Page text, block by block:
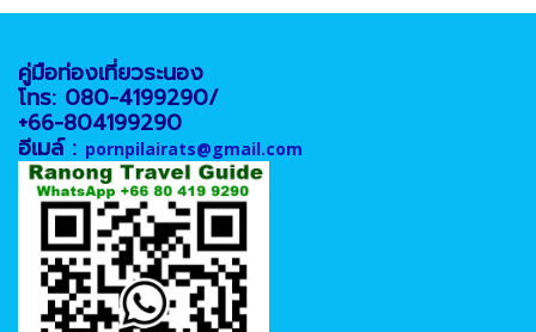
คู่มือท่องเที่ยวระนอง
โทร: 080-4199290/
+66-804199290
อีเมล์ : pornpilairats@gmail.com